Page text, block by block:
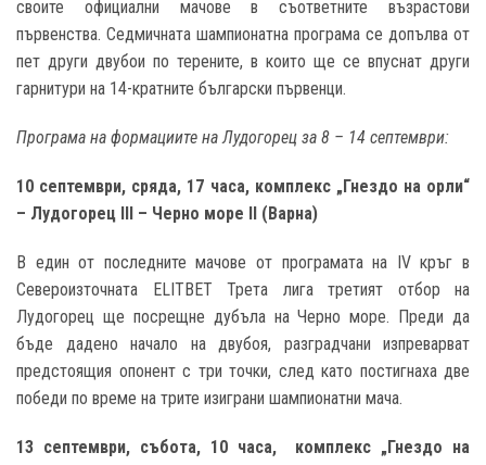
своите официални мачове в съответните възрастови
първенства. Седмичната шампионатна програма се допълва от
пет други двубои по терените, в които ще се впуснат други
гарнитури на 14-кратните български първенци.
Програма на формациите на Лудогорец за 8 – 14 септември:
10 септември, сряда, 17 часа, комплекс „Гнездо на орли“
– Лудогорец
III – Черно море II (Варна)
В един от последните мачове от програмата на IV кръг в
Североизточната ELITBET Трета лига третият отбор на
Лудогорец ще посрещне дубъла на Черно море. Преди да
бъде дадено начало на двубоя, разградчани изпреварват
предстоящия опонент с три точки, след като постигнаха две
победи по време на трите изиграни шампионатни мача.
13 септември, събота, 10 часа, комплекс „Гнездо на